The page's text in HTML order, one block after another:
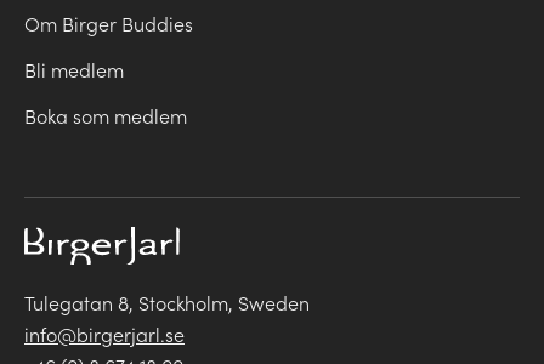
Om Birger Buddies
Bli medlem
Boka som medlem
Tulegatan 8, Stockholm, Sweden
info@birgerjarl.se